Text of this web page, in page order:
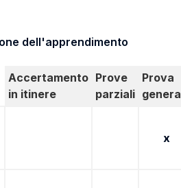
dell'apprendimento
Accertamento
in itinere
Prove
parziali
Prova
x